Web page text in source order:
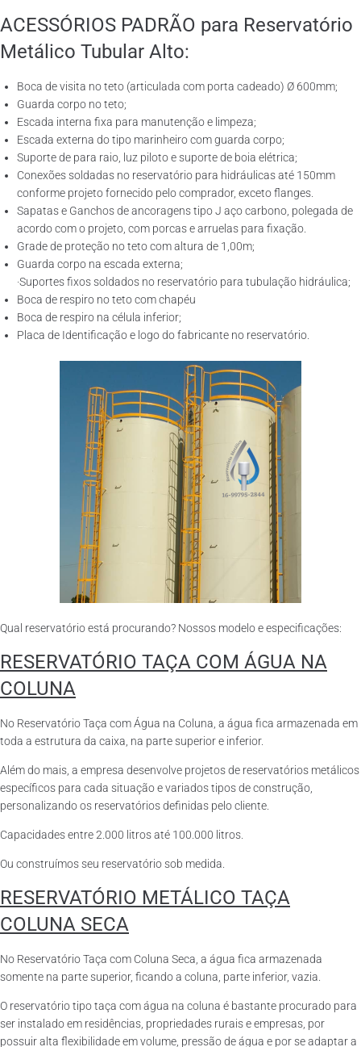
ACESSÓRIOS PADRÃO para Reservatório
Metálico Tubular Alto:
Boca de visita no teto (articulada com porta cadeado) Ø 600mm;
Guarda corpo no teto;
Escada interna fixa para manutenção e limpeza;
Escada externa do tipo marinheiro com guarda corpo;
Suporte de para raio, luz piloto e suporte de boia elétrica;
Conexões soldadas no reservatório para hidráulicas até 150mm
conforme projeto fornecido pelo comprador, exceto flanges.
Sapatas e Ganchos de ancoragens tipo J aço carbono, polegada de
acordo com o projeto, com porcas e arruelas para fixação.
Grade de proteção no teto com altura de 1,00m;
Guarda corpo na escada externa;
·Suportes fixos soldados no reservatório para tubulação hidráulica;
Boca de respiro no teto com chapéu
Boca de respiro na célula inferior;
Placa de Identificação e logo do fabricante no reservatório.
Qual reservatório está procurando? Nossos modelo e especificações:
RESERVATÓRIO TAÇA COM ÁGUA NA
COLUNA
No Reservatório Taça com Água na Coluna, a água fica armazenada em
toda a estrutura da caixa, na parte superior e inferior.
Além do mais, a empresa desenvolve projetos de reservatórios metálicos
específicos para cada situação e variados tipos de construção,
personalizando os reservatórios definidas pelo cliente.
Capacidades entre 2.000 litros até 100.000 litros.
Ou construímos seu reservatório sob medida.
RESERVATÓRIO METÁLICO TAÇA
COLUNA SECA
No Reservatório Taça com Coluna Seca, a água fica armazenada
somente na parte superior, ficando a coluna, parte inferior, vazia.
O reservatório tipo taça com água na coluna é bastante procurado para
ser instalado em residências, propriedades rurais e empresas, por
possuir alta flexibilidade em volume, pressão de água e por se adaptar a